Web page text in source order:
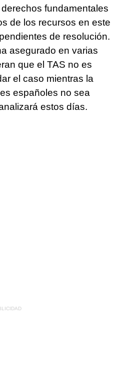
fundamentales
de los recursos en este
de resolución.
asegurado en varias
que el TAS no es
el caso mientras la
españoles no sea
estos días.